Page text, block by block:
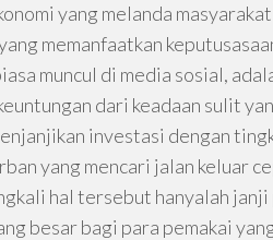
yang melanda
memanfaatkan
muncul di media sosial,
dari keadaan sulit
investasi dengan
yang mencari jalan keluar
hal tersebut hanyalah
besar bagi para pemakai